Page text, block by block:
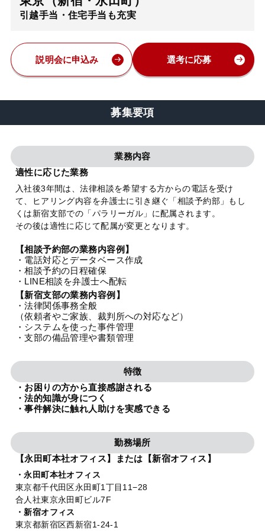
引越手当・住宅手当も充実
説明会に申込み 選考に応募
募集要項
業務内容
適性に応じた業務
入社後3年間は、法律相談を希望する方からの電話を受け
て、ヒアリング内容を弁護士に引き継ぐ「相談予約部」もし
くは新宿支部での「パラリーガル」に配属されます。
その後は適性に応じて配属が変更となります。
【相談予約部の業務内容例】
・電話対応とデータベース作成
・相談予約の日程確保
・LINE相談を弁護士へ配転
【新宿支部の業務内容例】
・法律関係事務全般
（依頼者やご家族、裁判所への対応など）
・システムを使った事件管理
・支部の備品管理や書類管理
特徴
・お困りの方から直接感謝される
・法的知識が身につく
・事件解決に触れ人助けを実感できる
勤務場所
【永田町本社オフィス】または【新宿オフィス】
・永田町本社オフィス
東京都千代田区永田町1丁目11−28
合人社東京永田町ビル7F
・新宿オフィス
東京都新宿区西新宿1-24-1
弁護士・税理士
お知らせ
特設サイト
法人グループ
プライバシーポリシー 利用規約 内部通報
TikTok受賞 定義集